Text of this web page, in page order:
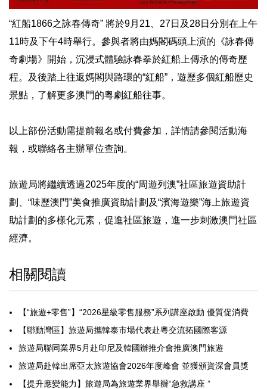
“紅船1866之詠春傳奇” 將於9月21、27日及28日分別在上午
11時及下午4時舉行。參與者將由媽閣碼頭上演的《詠春傳
奇劇場》開始，沉浸式體驗詠春拳於紅船上傳承的傳奇歷
程。及後踏上往返媽閣與路環的“紅船”，遊歷多個紅船歷史
景點，了解更多澳門的粵劇紅船往事。
以上部份活動需提前報名或付費參加，詳情請參閱活動海
報，或聯絡各主辦單位查詢。
旅遊局將繼續透過2025年度的“周遊列澳”社區旅遊資助計
劃、“味歷澳門”美食推廣資助計劃及“濱海遊樂”海上旅遊資
助計劃的多樣化元素，促進社區旅遊，進一步刺激澳門社區
經濟。
相關閱讀
【“旅遊+零售”】“2026星級零售服務”系列講座啟動 優質促消費
【聯動灣區】旅遊局攜韓泰市場代表赴粵交流拓國際客源
旅遊局聯同業界5月赴印尼及韓國辦推介會推廣澳門旅遊
旅遊局赴韓出席亞太旅遊協會2026年度峰會 並獲頒資深會員獎
【提升應變能力】旅遊局為旅遊業界舉辦“急救講座 ”